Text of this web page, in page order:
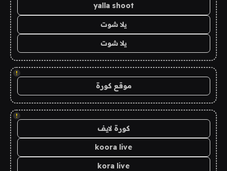
yalla shoot
يلا شوت
يلا شوت
!
موقع كورة
!
كورة لايف
koora live
kora live